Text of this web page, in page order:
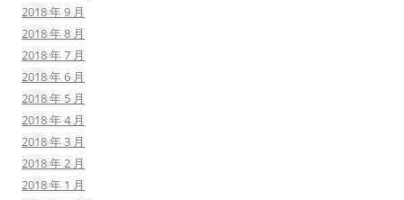
2018 年 9 月
2018 年 8 月
2018 年 7 月
2018 年 6 月
2018 年 5 月
2018 年 4 月
2018 年 3 月
2018 年 2 月
2018 年 1 月